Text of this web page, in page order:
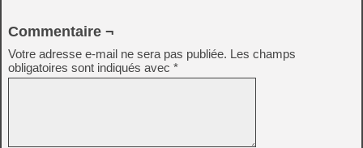
Commentaire ¬
Votre adresse e-mail ne sera pas publiée. Les champs
obligatoires sont indiqués avec *